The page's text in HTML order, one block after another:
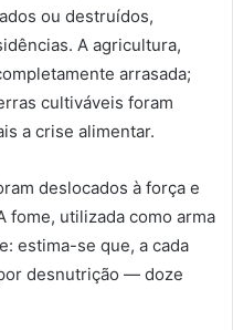
ou destruídos,
A agricultura,
arrasada;
cultiváveis foram
a crise alimentar.
deslocados à força e
fome, utilizada como arma
estima-se que, a cada
desnutrição — doze